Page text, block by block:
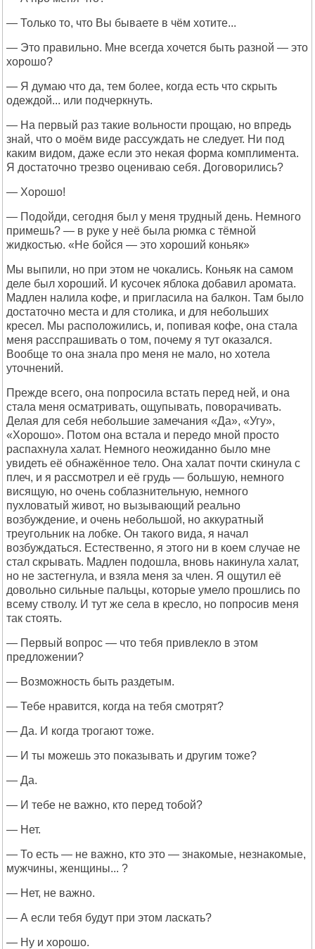
— Только то, что Вы бываете в чём хотите...
— Это правильно. Мне всегда хочется быть разной — это
хорошо?
— Я думаю что да, тем более, когда есть что скрыть
одеждой... или подчеркнуть.
— На первый раз такие вольности прощаю, но впредь
знай, что о моём виде рассуждать не следует. Ни под
каким видом, даже если это некая форма комплимента.
Я достаточно трезво оцениваю себя. Договорились?
— Хорошо!
— Подойди, сегодня был у меня трудный день. Немного
примешь? — в руке у неё была рюмка с тёмной
жидкостью. «Не бойся — это хороший коньяк»
Мы выпили, но при этом не чокались. Коньяк на самом
деле был хороший. И кусочек яблока добавил аромата.
Мадлен налила кофе, и пригласила на балкон. Там было
достаточно места и для столика, и для небольших
кресел. Мы расположились, и, попивая кофе, она стала
меня расспрашивать о том, почему я тут оказался.
Вообще то она знала про меня не мало, но хотела
уточнений.
Прежде всего, она попросила встать перед ней, и она
стала меня осматривать, ощупывать, поворачивать.
Делая для себя небольшие замечания «Да», «Угу»,
«Хорошо». Потом она встала и передо мной просто
распахнула халат. Немного неожиданно было мне
увидеть её обнажённое тело. Она халат почти скинула с
плеч, и я рассмотрел и её грудь — большую, немного
висящую, но очень соблазнительную, немного
пухловатый живот, но вызывающий реально
возбуждение, и очень небольшой, но аккуратный
треугольник на лобке. Он такого вида, я начал
возбуждаться. Естественно, я этого ни в коем случае не
стал скрывать. Мадлен подошла, вновь накинула халат,
но не застегнула, и взяла меня за член. Я ощутил её
довольно сильные пальцы, которые умело прошлись по
всему стволу. И тут же села в кресло, но попросив меня
так стоять.
— Первый вопрос — что тебя привлекло в этом
предложении?
— Возможность быть раздетым.
— Тебе нравится, когда на тебя смотрят?
— Да. И когда трогают тоже.
— И ты можешь это показывать и другим тоже?
— Да.
— И тебе не важно, кто перед тобой?
— Нет.
— То есть — не важно, кто это — знакомые, незнакомые,
мужчины, женщины... ?
— Нет, не важно.
— А если тебя будут при этом ласкать?
— Ну и хорошо.